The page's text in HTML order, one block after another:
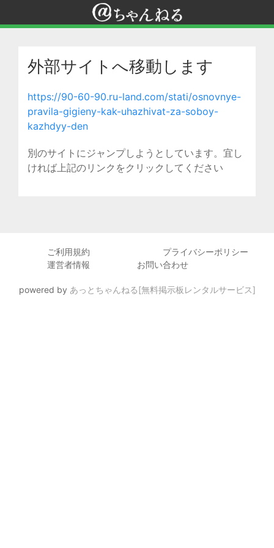
外部サイトへ移動します
https://90-60-90.ru-land.com/stati/osnovnye-
pravila-gigieny-kak-uhazhivat-za-soboy-
kazhdyy-den
別のサイトにジャンプしようとしています。宜し
ければ上記のリンクをクリックしてください
ご利用規約
プライバシーポリシー
運営者情報
お問い合わせ
powered by あっとちゃんねる[無料掲示板レンタルサービス]